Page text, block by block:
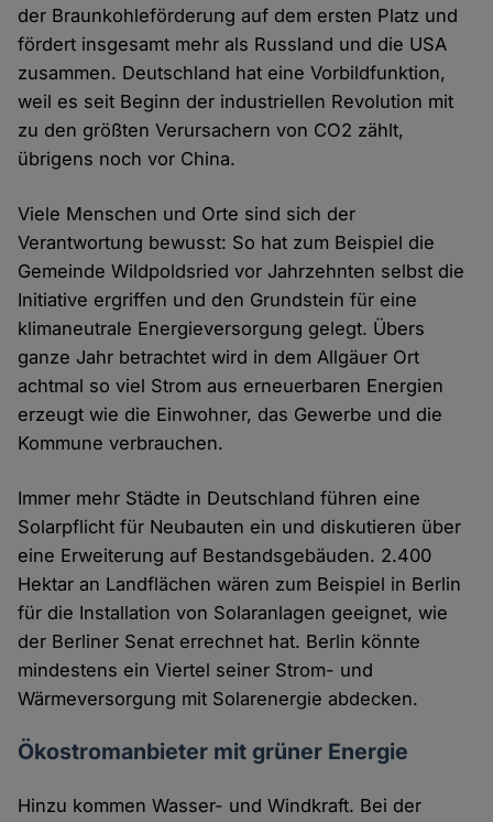
der Braunkohleförderung auf dem ersten Platz und
fördert insgesamt mehr als Russland und die USA
zusammen. Deutschland hat eine Vorbildfunktion,
weil es seit Beginn der industriellen Revolution mit
zu den größten Verursachern von CO2 zählt,
übrigens noch vor China.
Viele Menschen und Orte sind sich der
Verantwortung bewusst: So hat zum Beispiel die
Gemeinde Wildpoldsried vor Jahrzehnten selbst die
Initiative ergriffen und den Grundstein für eine
klimaneutrale Energieversorgung gelegt. Übers
ganze Jahr betrachtet wird in dem Allgäuer Ort
achtmal so viel Strom aus erneuerbaren Energien
erzeugt wie die Einwohner, das Gewerbe und die
Kommune verbrauchen.
Immer mehr Städte in Deutschland führen eine
Solarpflicht für Neubauten ein und diskutieren über
eine Erweiterung auf Bestandsgebäuden. 2.400
Hektar an Landflächen wären zum Beispiel in Berlin
für die Installation von Solaranlagen geeignet, wie
der Berliner Senat errechnet hat. Berlin könnte
mindestens ein Viertel seiner Strom- und
Wärmeversorgung mit Solarenergie abdecken.
Ökostromanbieter mit grüner Energie
Hinzu kommen Wasser- und Windkraft. Bei der